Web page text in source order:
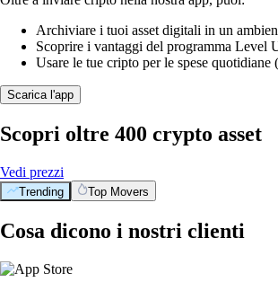
Archiviare i tuoi asset digitali in un
Scoprire i vantaggi del programma Level
Usare le tue cripto per le spese quotidiane
Scarica l'app
Scopri oltre 400 crypto asset
Vedi prezzi
Trending Top Movers
Cosa dicono i nostri clienti